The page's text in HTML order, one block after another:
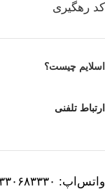
کد رهگیری
اسلایم چیست؟
ارتباط تلفنی
واتس‌اپ: ۰۹۳۳۰۶۸۳۳۳۰